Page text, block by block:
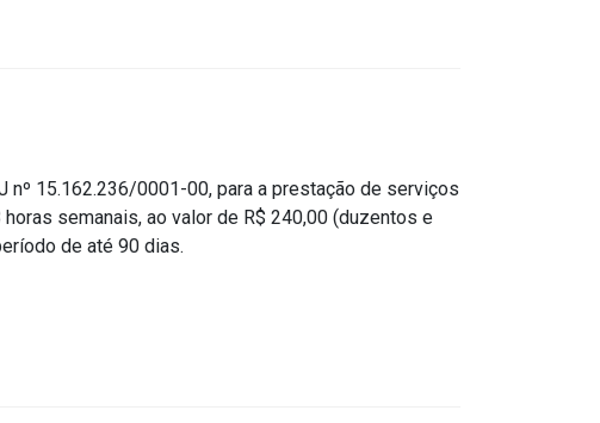
nº 15.162.236/0001-00, para a prestação de serviços
semanais, ao valor de R$ 240,00 (duzentos e
de até 90 dias.